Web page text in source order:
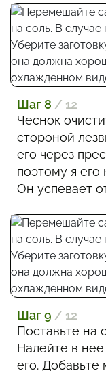
Шаг 8 / 12
Чеснок
стороной
его через
поэтому я
Он успевает
Шаг 9 / 12
Поставьте на
Налейте в
его. Добавьте